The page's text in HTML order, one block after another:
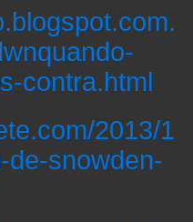
contra.html
2013/1
de-snowden-